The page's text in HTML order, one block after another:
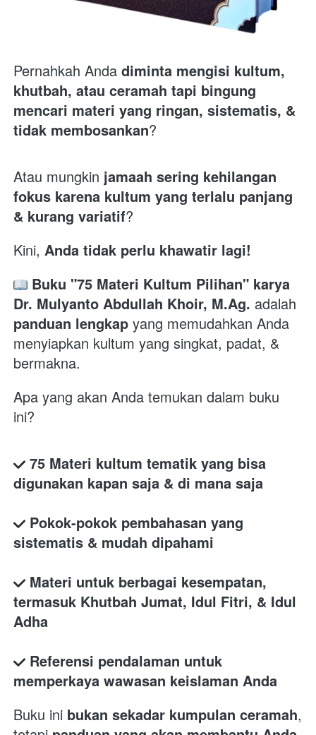
Pernahkah Anda diminta mengisi kultum,
khutbah, atau ceramah tapi bingung
mencari materi yang ringan, sistematis, &
tidak membosankan?
Atau mungkin jamaah sering kehilangan
fokus karena kultum yang terlalu panjang
& kurang variatif?
Kini, Anda tidak perlu khawatir lagi!
Buku "75 Materi Kultum Pilihan" karya
Dr. Mulyanto Abdullah Khoir, M.Ag.
panduan lengkap yang memudahkan Anda
menyiapkan kultum yang singkat, padat, &
bermakna.
Apa yang akan Anda temukan dalam buku
ini?
75 Materi kultum tematik yang bisa
digunakan kapan saja & di mana saja
Pokok-pokok pembahasan yang
sistematis & mudah dipahami
Materi untuk berbagai kesempatan,
termasuk Khutbah Jumat, Idul Fitri, & Idul
Adha
Referensi pendalaman untuk
memperkaya wawasan keislaman Anda
Buku ini bukan sekadar kumpulan ceramah,